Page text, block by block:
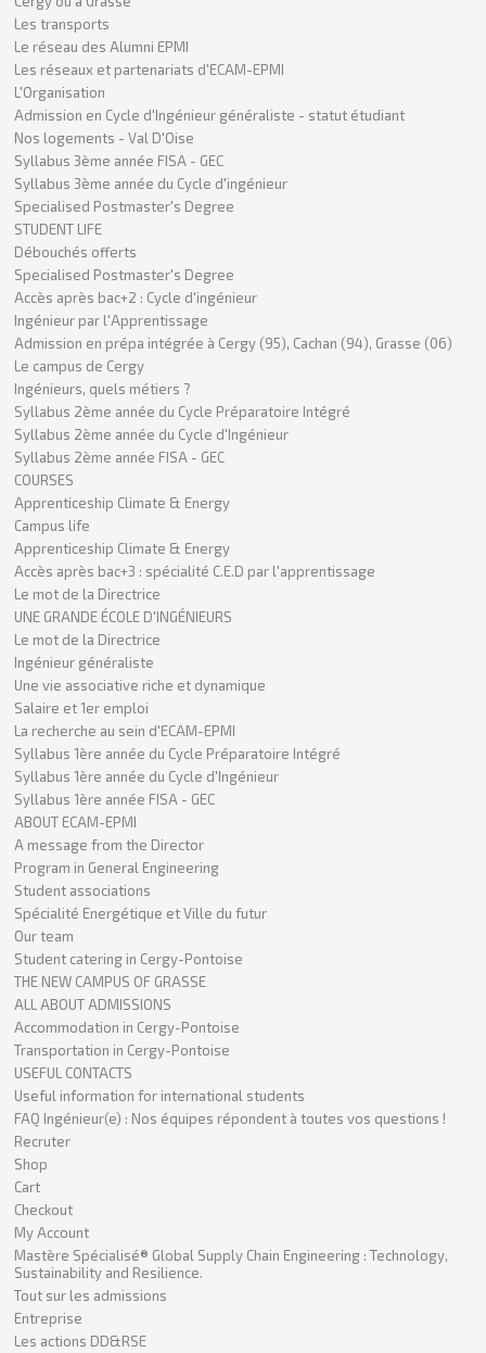
Les transports
Le réseau des Alumni EPMI
Les réseaux et partenariats d'ECAM-EPMI
L'Organisation
Admission en Cycle d'Ingénieur généraliste - statut étudiant
Nos logements - Val D'Oise
Syllabus 3ème année FISA - GEC
Syllabus 3ème année du Cycle d'ingénieur
Specialised Postmaster's Degree
STUDENT LIFE
Débouchés offerts
Specialised Postmaster's Degree
Accès après bac+2 : Cycle d'ingénieur
Ingénieur par l'Apprentissage
Admission en prépa intégrée à Cergy (95), Cachan (94), Grasse (06)
Le campus de Cergy
Ingénieurs, quels métiers ?
Syllabus 2ème année du Cycle Préparatoire Intégré
Syllabus 2ème année du Cycle d'Ingénieur
Syllabus 2ème année FISA - GEC
COURSES
Apprenticeship Climate & Energy
Campus life
Apprenticeship Climate & Energy
Accès après bac+3 : spécialité C.E.D par l'apprentissage
Le mot de la Directrice
UNE GRANDE ÉCOLE D'INGÉNIEURS
Le mot de la Directrice
Ingénieur généraliste
Une vie associative riche et dynamique
Salaire et 1er emploi
La recherche au sein d'ECAM-EPMI
Syllabus 1ère année du Cycle Préparatoire Intégré
Syllabus 1ère année du Cycle d'Ingénieur
Syllabus 1ère année FISA - GEC
ABOUT ECAM-EPMI
A message from the Director
Program in General Engineering
Student associations
Spécialité Energétique et Ville du futur
Our team
Student catering in Cergy-Pontoise
THE NEW CAMPUS OF GRASSE
ALL ABOUT ADMISSIONS
Accommodation in Cergy-Pontoise
Transportation in Cergy-Pontoise
USEFUL CONTACTS
Useful information for international students
FAQ Ingénieur(e) : Nos équipes répondent à toutes vos questions !
Recruter
Shop
Cart
Checkout
My Account
Mastère Spécialisé® Global Supply Chain Engineering : Technology,
Sustainability and Resilience.
Tout sur les admissions
Entreprise
Les actions DD&RSE